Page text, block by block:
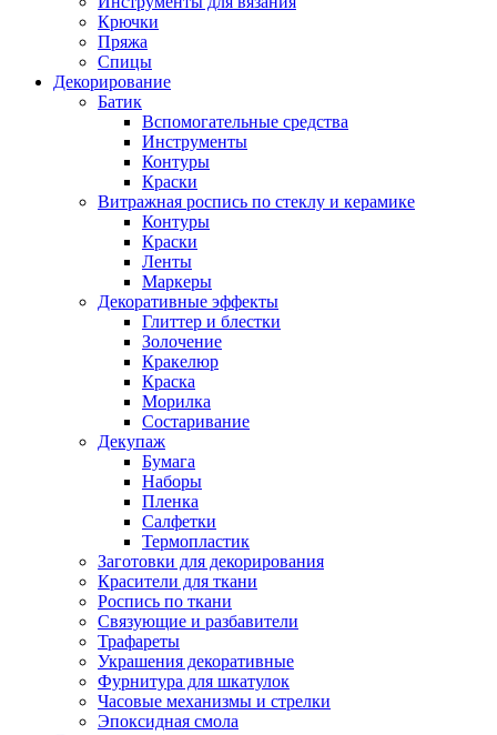
Крючки
Пряжа
Спицы
Декорирование
Батик
Вспомогательные средства
Инструменты
Контуры
Краски
Витражная роспись по стеклу и керамике
Контуры
Краски
Ленты
Маркеры
Декоративные эффекты
Глиттер и блестки
Золочение
Кракелюр
Краска
Морилка
Состаривание
Декупаж
Бумага
Наборы
Пленка
Салфетки
Термопластик
Заготовки для декорирования
Красители для ткани
Роспись по ткани
Связующие и разбавители
Трафареты
Украшения декоративные
Фурнитура для шкатулок
Часовые механизмы и стрелки
Эпоксидная смола